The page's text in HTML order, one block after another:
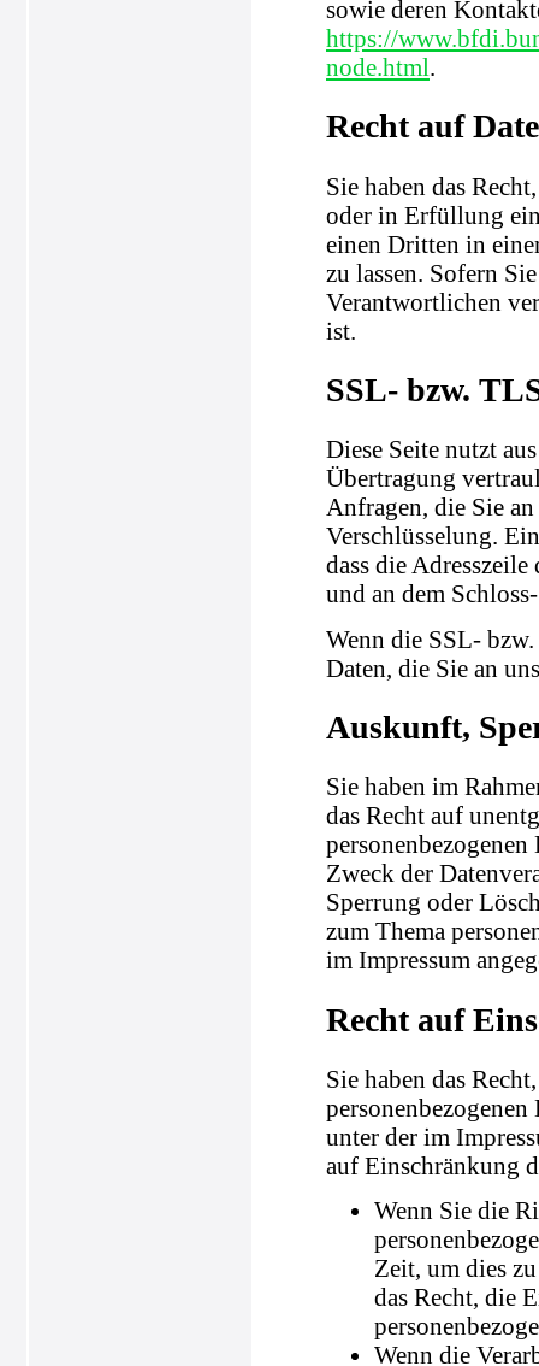
sowie deren
https://
node.html.
Recht auf
Sie haben das
oder in Erfüllung
einen Dritten in
zu lassen. Sofern
Verantwortlichen
ist.
SSL- bzw.
Diese Seite nutzt
Übertragung
Anfragen, die Sie
Verschlüsselung.
dass die
und an dem
Wenn die SSL-
Daten, die Sie an
Auskunft,
Sie haben im
das Recht auf
Zweck der
Sperrung oder
zum Thema
im Impressum
Recht auf
Sie haben das
unter der im
auf Einschränkung
Wenn Sie die
Zeit, um dies
das Recht, die
Wenn die